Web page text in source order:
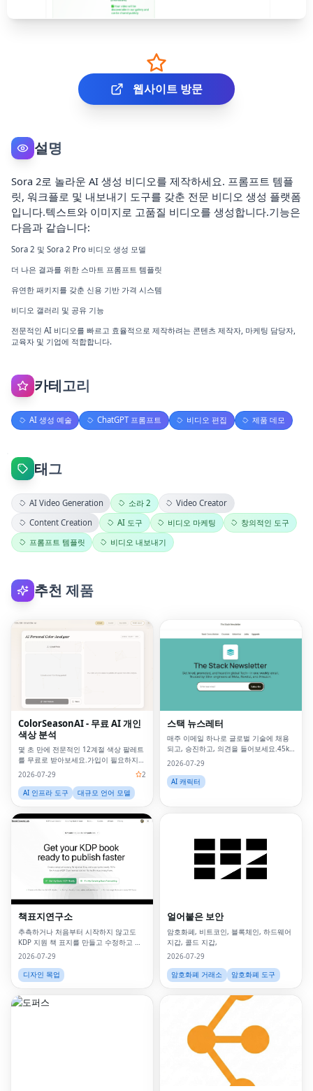
웹사이트 방문
설명
Sora 2로 놀라운 AI ​​생성 비디오를 제작하세요. 프롬프트 템플
릿, 워크플로 및 내보내기 도구를 갖춘 전문 비디오 생성 플랫폼
입니다.텍스트와 이미지로 고품질 비디오를 생성합니다.기능은
다음과 같습니다:
Sora 2 및 Sora 2 Pro 비디오 생성 모델
더 나은 결과를 위한 스마트 프롬프트 템플릿
유연한 패키지를 갖춘 신용 기반 가격 시스템
비디오 갤러리 및 공유 기능
전문적인 AI 비디오를 빠르고 효율적으로 제작하려는 콘텐츠 제작자, 마케팅 담당자,
교육자 및 기업에 적합합니다.
카테고리
AI 생성 예술 ChatGPT 프롬프트 비디오 편집 제품 데모
태그
AI Video Generation 소라 2
Video Creator
Content Creation
AI 도구 비디오 마케팅
창의적인 도구
프롬프트 템플릿
비디오 내보내기
추천 제품
ColorSeasonAI - 무료 AI 개인
색상 분석
몇 초 만에 전문적인 12계절 색상 팔레트
를 무료로 받아보세요.가입이 필요하지
않습니다!
2026-07-29
2
AI 인프라 도구
대규모 언어 모델
스택 뉴스레터
매주 이메일 하나로 글로벌 기술에 채용
되고, 승진하고, 의견을 들어보세요.45k
가 신뢰합니다.
2026-07-29
AI 캐릭터
책표지연구소
추측하거나 처음부터 시작하지 않고도
KDP 지원 책 표지를 만들고 수정하고 내
보낼 수 있습니다.
2026-07-29
디자인 목업
얼어붙은 보안
암호화폐, 비트코인, 블록체인, 하드웨어
지갑, 콜드 지갑,
2026-07-29
암호화폐 거래소
암호화폐 도구